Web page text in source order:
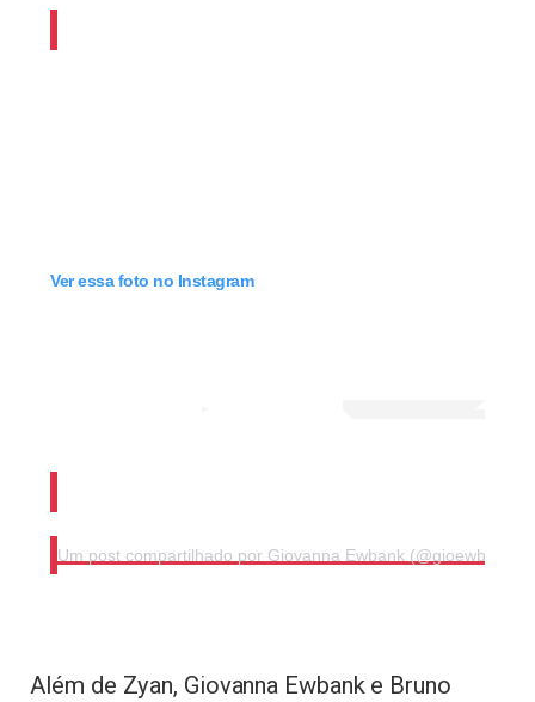
Ver essa foto no Instagram
Um post compartilhado por Giovanna Ewbank (@gioewbank)
Além de Zyan, Giovanna Ewbank e Bruno